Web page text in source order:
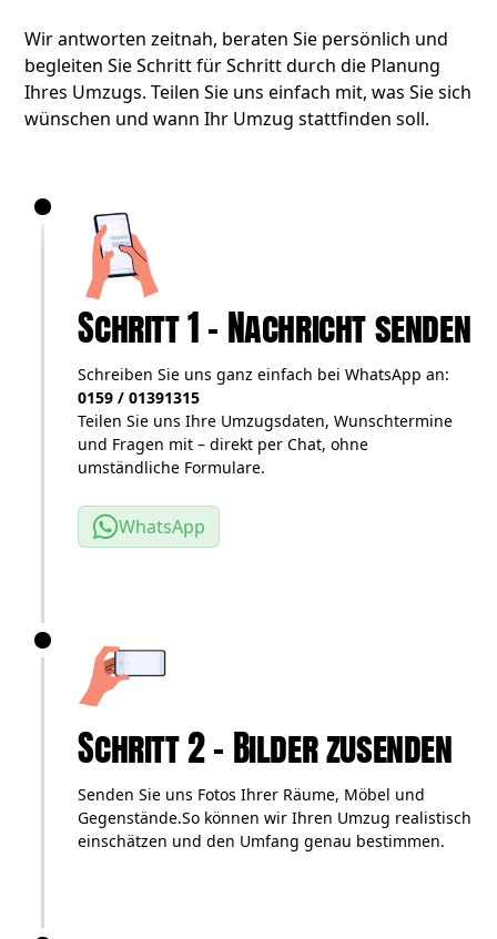
Wir antworten zeitnah, beraten Sie persönlich und
begleiten Sie Schritt für Schritt durch die Planung
Ihres Umzugs. Teilen Sie uns einfach mit, was Sie sich
wünschen und wann Ihr Umzug stattfinden soll.
Schritt 1 – Nachricht senden
Schreiben Sie uns ganz einfach bei WhatsApp an:
0159 / 01391315
Teilen Sie uns Ihre Umzugsdaten, Wunschtermine
und Fragen mit – direkt per Chat, ohne
umständliche Formulare.
WhatsApp
Schritt 2 – Bilder zusenden
Senden Sie uns Fotos Ihrer Räume, Möbel und
Gegenstände.So können wir Ihren Umzug realistisch
einschätzen und den Umfang genau bestimmen.